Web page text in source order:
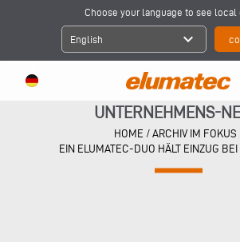
Choose your language to see
English expand_more
UNTERNEHMENS-
HOME / ARCHIV IM FOKUS
EIN ELUMATEC-DUO HÄLT EINZUG